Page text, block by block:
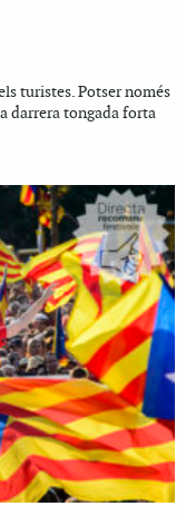
turistes. Potser només
darrera tongada forta